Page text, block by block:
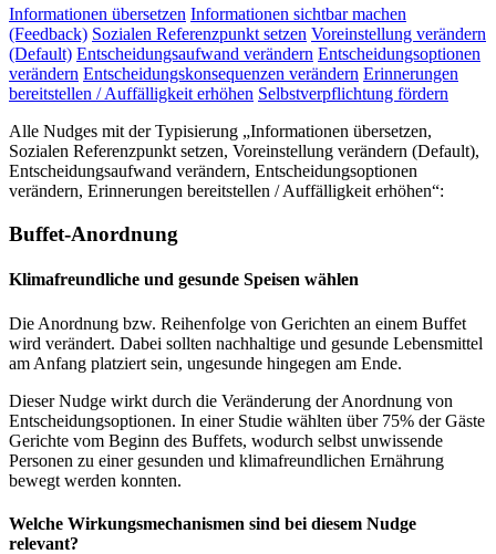
Informationen übersetzen Informationen sichtbar machen
(Feedback) Sozialen Referenzpunkt setzen Voreinstellung verändern
(Default) Entscheidungsaufwand verändern Entscheidungsoptionen
verändern Entscheidungskonsequenzen verändern Erinnerungen
bereitstellen / Auffälligkeit erhöhen Selbstverpflichtung fördern
Alle Nudges mit der Typisierung „Informationen übersetzen,
Sozialen Referenzpunkt setzen, Voreinstellung verändern (Default),
Entscheidungsaufwand verändern, Entscheidungsoptionen
verändern, Erinnerungen bereitstellen / Auffälligkeit erhöhen“:
Buffet-Anordnung
Klimafreundliche und gesunde Speisen wählen
Die Anordnung bzw. Reihenfolge von Gerichten an einem Buffet
wird verändert. Dabei sollten nachhaltige und gesunde Lebensmittel
am Anfang platziert sein, ungesunde hingegen am Ende.
Dieser Nudge wirkt durch die Veränderung der Anordnung von
Entscheidungsoptionen. In einer Studie wählten über 75% der Gäste
Gerichte vom Beginn des Buffets, wodurch selbst unwissende
Personen zu einer gesunden und klimafreundlichen Ernährung
bewegt werden konnten.
Welche Wirkungsmechanismen sind bei diesem Nudge
relevant?